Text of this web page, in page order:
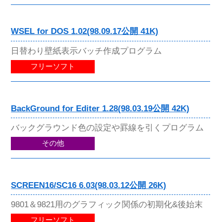
WSEL for DOS 1.02(98.09.17公開 41K)
日替わり壁紙表示バッチ作成プログラム
フリーソフト
BackGround for Editer 1.28(98.03.19公開 42K)
バックグラウンド色の設定や罫線を引くプログラム
その他
SCREEN16/SC16 6.03(98.03.12公開 26K)
9801＆9821用のグラフィック関係の初期化&後始末
フリーソフト